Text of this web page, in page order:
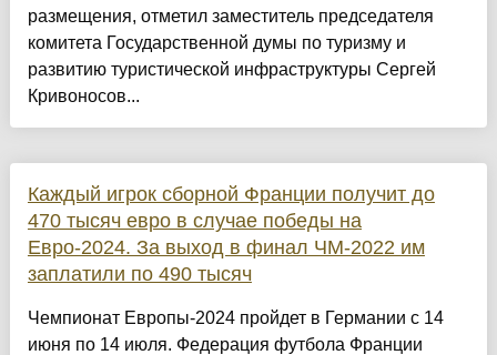
размещения, отметил заместитель председателя
комитета Государственной думы по туризму и
развитию туристической инфраструктуры Сергей
Кривоносов...
Каждый игрок сборной Франции получит до
470 тысяч евро в случае победы на
Евро-2024. За выход в финал ЧМ-2022 им
заплатили по 490 тысяч
Чемпионат Европы-2024 пройдет в Германии с 14
июня по 14 июля. Федерация футбола Франции